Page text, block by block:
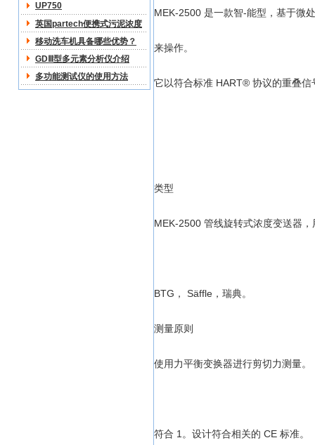
UP750
英国partech便携式污泥浓度
计型号:UP/750 说明书
移动洗车机具备哪些优势？
GDⅢ型多元素分析仪介绍
多功能测试仪的使用方法
MEK-2500 是一款智-能型，基于微
来操作。
它以符合标准 HART® 协议的重叠
类型
MEK-2500 管线旋转式浓度变送器
BTG， Säffle，瑞典。
测量原则
使用力平衡变换器进行剪切力测量。
符合 1。设计符合相关的 CE 标准。